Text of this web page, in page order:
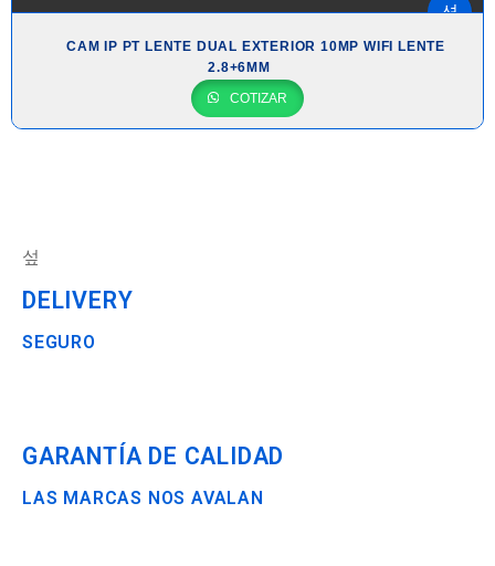
CAM IP PT LENTE DUAL EXTERIOR 10MP WIFI LENTE
2.8+6MM
COTIZAR
DELIVERY
SEGURO
GARANTÍA DE CALIDAD
LAS MARCAS NOS AVALAN